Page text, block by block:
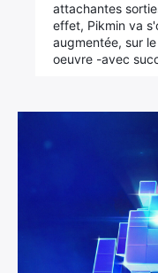
attachantes
effet, Pikmin va
augmentée, sur
oeuvre -avec